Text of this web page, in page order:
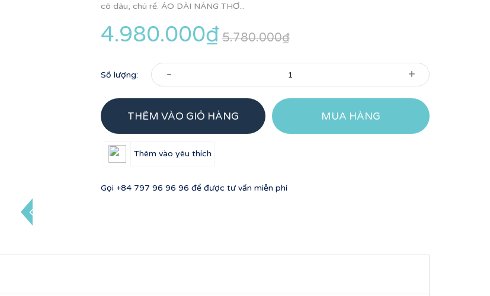
cô dâu, chú rể. ÁO DÀI NÀNG THƠ...
4.980.000₫ 5.780.000₫
Số lượng: - +
THÊM VÀO GIỎ HÀNG MUA HÀNG
Thêm vào yêu thích
Gọi +84 797 96 96 96 để được tư vấn miễn phí